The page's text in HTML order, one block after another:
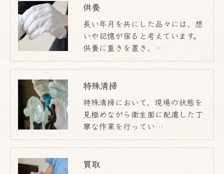
供養
長い年月を共にした品々には、想
いや記憶が宿ると考えています。
供養に重きを置き、…
特殊清掃
特殊清掃において、現場の状態を
見極めながら衛生面に配慮した丁
寧な作業を行ってい…
買取